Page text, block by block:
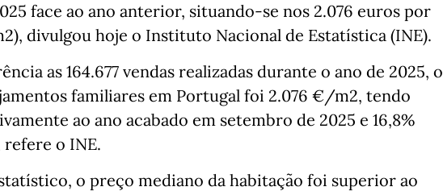
face ao ano anterior, situando-se nos 2.076 euros por
divulgou hoje o Instituto Nacional de Estatística (INE).
as 164.677 vendas realizadas durante o ano de 2025, o
familiares em Portugal foi 2.076 €/m2, tendo
ao ano acabado em setembro de 2025 e 16,8%
refere o INE.
o preço mediano da habitação foi superior ao